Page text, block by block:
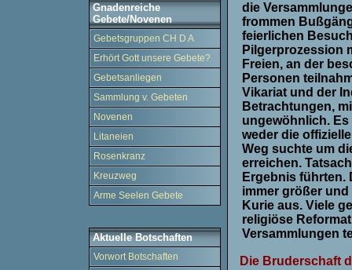
Gnadenreiche
Gebete/Novenen
Gebetsgruppen CH D A
Erhört Gott unsere Gebete?
Gebetsanliegen
Sammlung v. Gebeten
Novenen
Litaneien
Rosenkranz
Kreuzweg
Arme Seelen Gebete
Aktuelle Botschaften
Vorwort Botschaften
die
frommen
feierlichen
Pilgerprozession
Freien, an der
Personen
Vikariat und der
Betrachtungen,
ungewöhnlich.
weder die
Weg suchte um
erreichen.
Ergebnis führten.
immer größer
Kurie aus. Viele
religiöse
Versammlungen
Die Bruderschaft